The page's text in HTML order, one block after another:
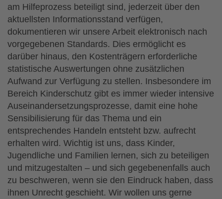
am Hilfeprozess beteiligt sind, jederzeit über den
aktuellsten Informationsstand verfügen,
dokumentieren wir unsere Arbeit elektronisch nach
vorgegebenen Standards. Dies ermöglicht es
darüber hinaus, den Kostenträgern erforderliche
statistische Auswertungen ohne zusätzlichen
Aufwand zur Verfügung zu stellen. Insbesondere im
Bereich Kinderschutz gibt es immer wieder intensive
Auseinandersetzungsprozesse, damit eine hohe
Sensibilisierung für das Thema und ein
entsprechendes Handeln entsteht bzw. aufrecht
erhalten wird. Wichtig ist uns, dass Kinder,
Jugendliche und Familien lernen, sich zu beteiligen
und mitzugestalten – und sich gegebenenfalls auch
zu beschweren, wenn sie den Eindruck haben, dass
ihnen Unrecht geschieht. Wir wollen uns gerne